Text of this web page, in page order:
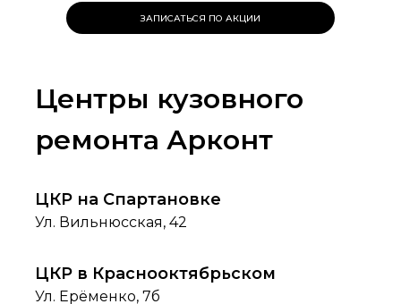
ЗАПИСАТЬСЯ ПО АКЦИИ
Центры кузовного
ремонта Арконт
ЦКР в Краснооктябрьском
Ул. Ерёменко, 7б
ЦКР на Спартановке
Ул. Вильнюсская, 42